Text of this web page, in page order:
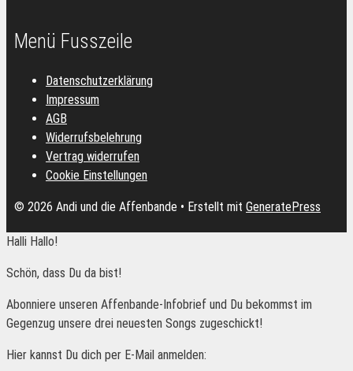
Menü Fusszeile
Datenschutzerklärung
Impressum
AGB
Widerrufsbelehrung
Vertrag widerrufen
Cookie Einstellungen
© 2026 Andi und die Affenbande • Erstellt mit GeneratePress
Halli Hallo!
Schön, dass Du da bist!
Abonniere unseren Affenbande-Infobrief und Du bekommst im
Gegenzug unsere drei neuesten Songs zugeschickt!
Hier kannst Du dich per E-Mail anmelden: